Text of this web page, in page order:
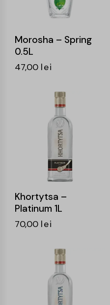
Morosha – Spring
0.5L
47,00 lei
Khortytsa –
Platinum 1L
70,00 lei